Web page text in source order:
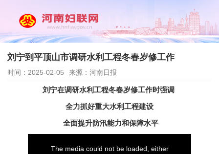
刘宁到平顶山市调研水利工程冬春岁修工作
时间：2025-02-05 来源：河南日报
刘宁在调研水利工程冬春岁修工作时强调
全力抓好重大水利工程建设
全面提升防汛能力和保障水平